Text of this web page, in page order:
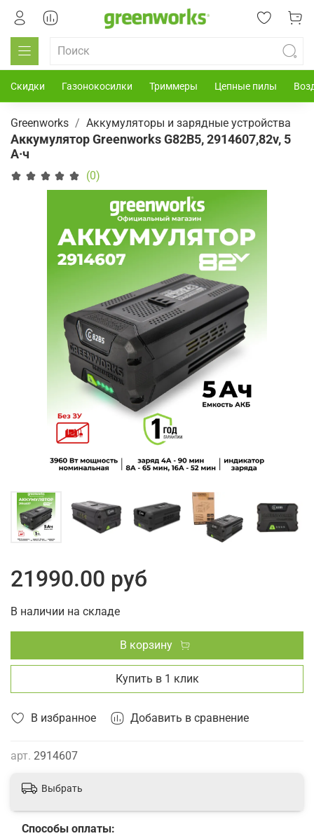
Скидки Газонокосилки Триммеры Цепные пилы
Greenworks Аккумуляторы и зарядные устройства
Аккумулятор Greenworks G82B5, 2914607,82v, 5
А·ч
(0)
В избранное Добавить в сравнение
арт. 2914607
21990.00 руб
В наличии на складе
В корзину
Купить в 1 клик
Выбрать
Способы оплаты: